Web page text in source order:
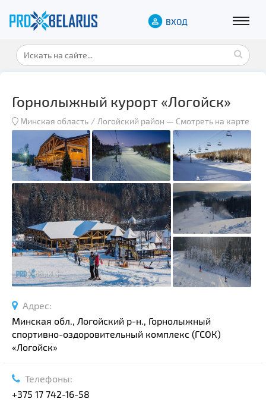
ВХОД
Горнолыжный курорт «Логойск»
Минская область Логойский район — Смотреть на карте
Адрес:
Минская обл., Логойский р-н., Горнолыжный
спортивно-оздоровительный комплекс (ГСОК)
«Логойск»
Телефоны:
+375 17 742-16-58